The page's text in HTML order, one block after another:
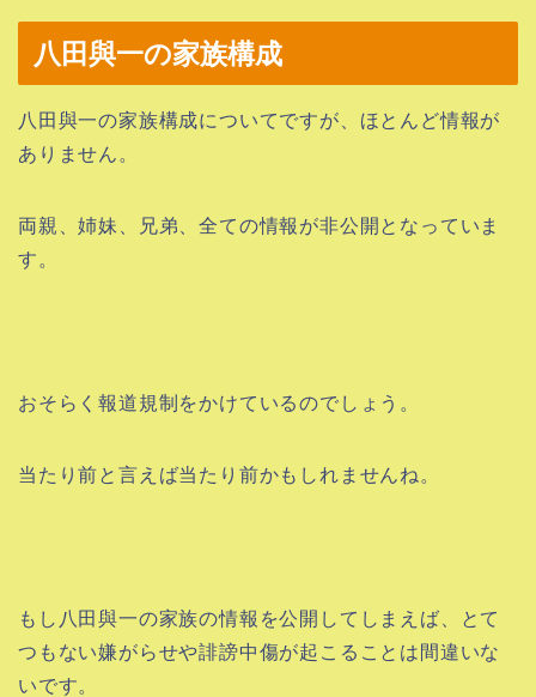
八田與一の家族構成
八田與一の家族構成についてですが、ほとんど情報が
ありません。
両親、姉妹、兄弟、全ての情報が非公開となっていま
す。
おそらく報道規制をかけているのでしょう。
当たり前と言えば当たり前かもしれませんね。
もし八田與一の家族の情報を公開してしまえば、とて
つもない嫌がらせや誹謗中傷が起こることは間違いな
いです。